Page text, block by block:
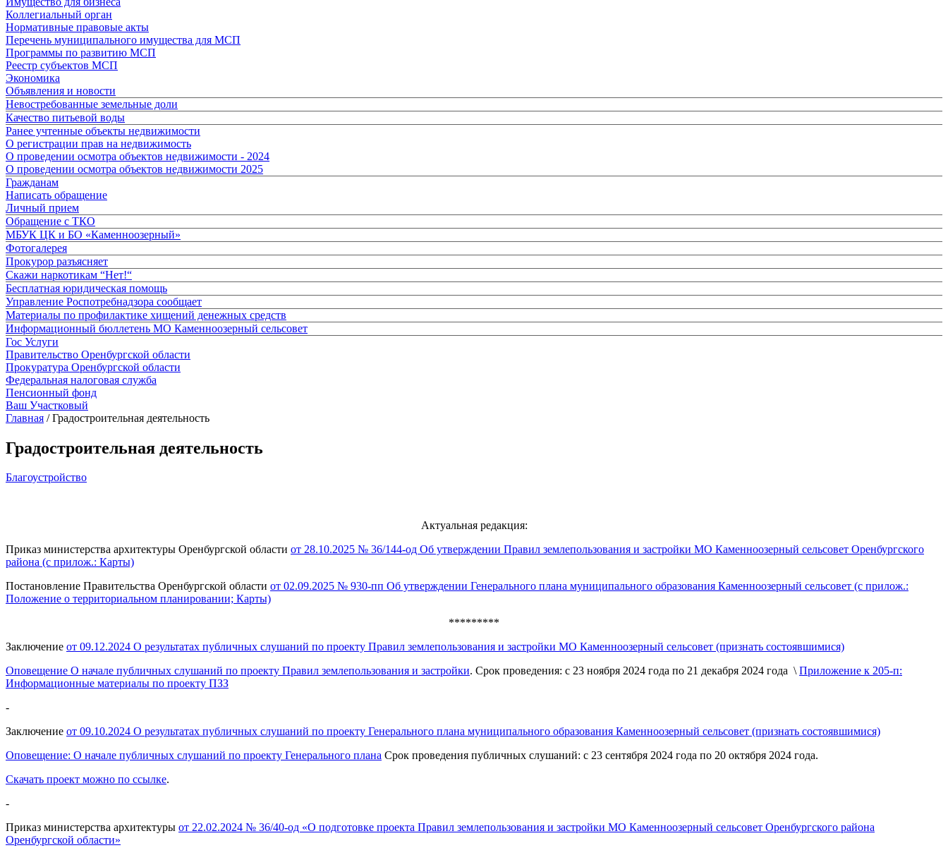
Коллегиальный орган
Нормативные правовые акты
Перечень муниципального имущества для МСП
Программы по развитию МСП
Реестр субъектов МСП
Экономика
Объявления и новости
Невостребованные земельные доли
Качество питьевой воды
Ранее учтенные объекты недвижимости
О регистрации прав на недвижимость
О проведении осмотра объектов недвижимости - 2024
О проведении осмотра объектов недвижимости 2025
Гражданам
Написать обращение
Личный прием
Обращение с ТКО
МБУК ЦК и БО «Каменноозерный»
Фотогалерея
Прокурор разъясняет
Скажи наркотикам “Нет!“
Бесплатная юридическая помощь
Управление Роспотребнадзора сообщает
Материалы по профилактике хищений денежных средств
Информационный бюллетень МО Каменноозерный сельсовет
Гос Услуги
Правительство Оренбургской области
Прокуратура Оренбургской области
Федеральная налоговая служба
Пенсионный фонд
Ваш Участковый
Главная /Градостроительная деятельность
Градостроительная деятельность
Благоустройство
Актуальная редакция:
Приказ министерства архитектуры Оренбургской области от 28.10.2025 № 36/144-од Об утверждении Правил землепользования и застройки МО Каменноозерный сельсовет Оренбургского
района (с прилож.: Карты)
Постановление Правительства Оренбургской области от 02.09.2025 № 930-пп Об утверждении Генерального плана муниципального образования Каменноозерный сельсовет (с прилож.:
Положение о территориальном планировании; Карты)
*********
Заключение от 09.12.2024 О результатах публичных слушаний по проекту Правил землепользования и застройки МО Каменноозерный сельсовет (признать состоявшимися)
Оповещение О начале публичных слушаний по проекту Правил землепользования и застройки. Срок проведения: с 23 ноября 2024 года по 21 декабря 2024 года \Приложение к 205-п:
Информационные материалы по проекту ПЗЗ
-
Заключение от 09.10.2024 О результатах публичных слушаний по проекту Генерального плана муниципального образования Каменноозерный сельсовет (признать состоявшимися)
Оповещение: О начале публичных слушаний по проекту Генерального плана Срок проведения публичных слушаний: с 23 сентября 2024 года по 20 октября 2024 года.
Скачать проект можно по ссылке.
-
Приказ министерства архитектуры от 22.02.2024 № 36/40-од «О подготовке проекта Правил землепользования и застройки МО Каменноозерный сельсовет Оренбургского района
Оренбургской области»